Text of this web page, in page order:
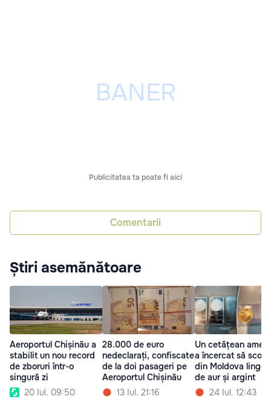
Publicitatea ta poate fi aici
Comentarii
Știri asemănătoare
Aeroportul Chișinău a
stabilit un nou record
de zboruri într-o
singură zi
20 Iul. 09:50
28.000 de euro
nedeclarați, confiscate
de la doi pasageri pe
Aeroportul Chișinău
13 Iul. 21:16
Un cetățean
a încercat să
din Moldova
de aur și argint
24 Iul. 12:43